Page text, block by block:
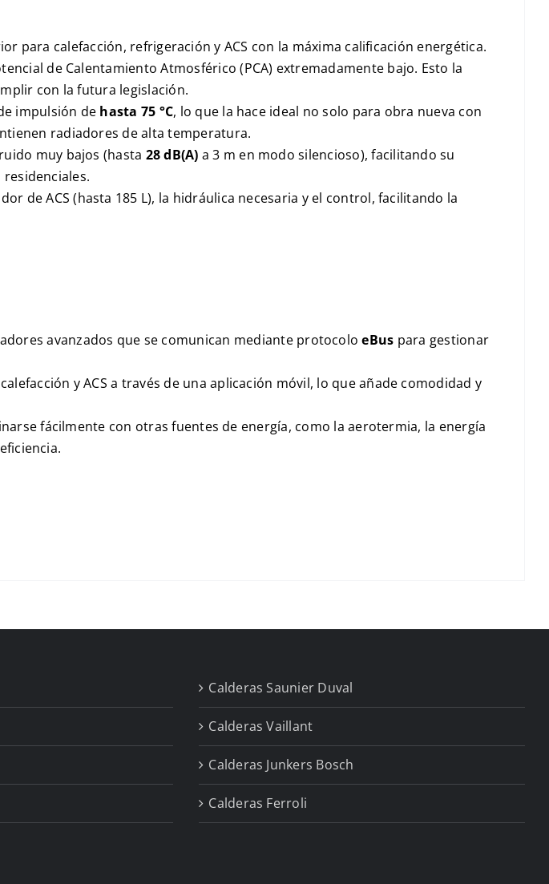
para calefacción, refrigeración y ACS con la máxima calificación energética.
de Calentamiento Atmosférico (PCA) extremadamente bajo. Esto la
con la futura legislación.
impulsión de hasta 75 °C, lo que la hace ideal no solo para obra nueva con
radiadores de alta temperatura.
muy bajos (hasta 28 dB(A) a3 m en modo silencioso), facilitando su
deACS (hasta 185 L), la hidráulica necesaria y el control, facilitando la
avanzados que se comunican mediante protocoloeBus para gestionar
yACS a través de una aplicación móvil, lo que añade comodidad y
fácilmente con otras fuentes de energía, como la aerotermia, la energía
Calderas Saunier Duval
Calderas Vaillant
Calderas Junkers Bosch
Calderas Ferroli